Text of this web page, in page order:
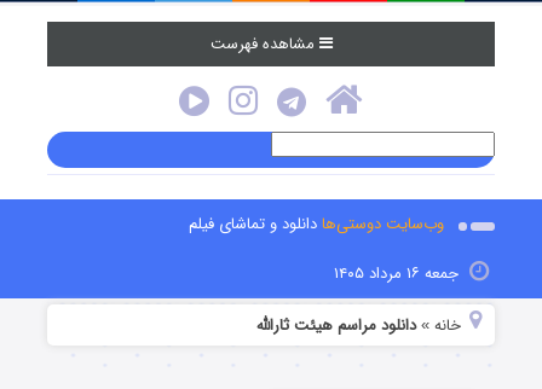
مشاهده فهرست
وب‌سایت دوستی‌هادانلود و تماشای فیلم
جمعه ۱۶ مرداد ۱۴۰۵
خانه »دانلود مراسم هیئت ثارالله